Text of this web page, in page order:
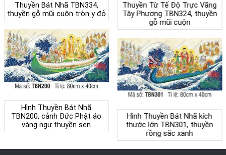
Thuyền Bát Nhã TBN334,
thuyền gỗ mũi cuộn tròn y đỏ
Thuyền Từ Tế Độ Trực Vãng
Tây Phương TBN324, thuyền
gỗ mũi cuộn
Hình Thuyền Bát Nhã
TBN200, cảnh Đức Phật áo
vàng ngự thuyền sen
Hình Thuyền Bát Nhã kích
thước lớn TBN301, thuyền
rồng sắc xanh